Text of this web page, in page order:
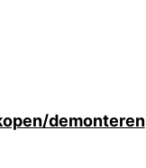
demonteren